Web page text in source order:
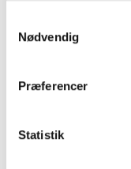
Nødvendig
Præferencer
Statistik
-50%